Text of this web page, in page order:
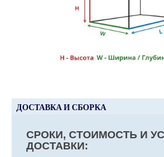
ДОСТАВКА И СБОРКА
СРОКИ, СТОИМОСТЬ И
ДОСТАВКИ: